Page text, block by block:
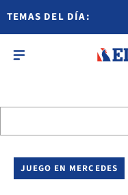
TEMAS DEL DÍA:
JUEGO EN MERCEDES